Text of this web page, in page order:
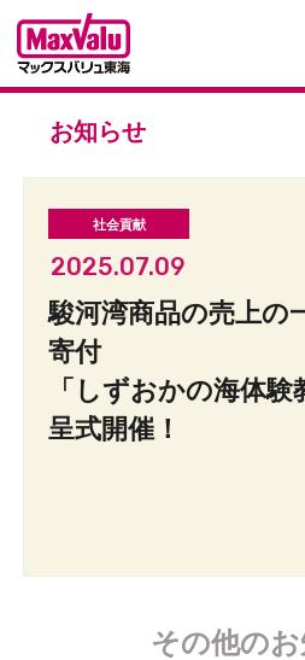
お知らせ
2025.07.09
駿河湾商品の売上の
寄付
「しずおかの海体
呈式開催！
その他の